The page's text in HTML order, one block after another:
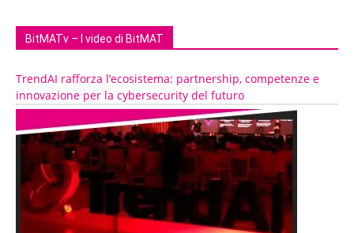
BitMATv – I video di BitMAT
TrendAI rafforza l’ecosistema: partnership, competenze e
innovazione per la cybersecurity del futuro